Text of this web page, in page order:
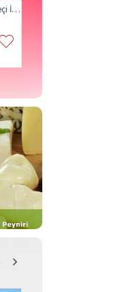
5kg Elazığ Peynir Salamura Keçi İnek Sütü Karışık